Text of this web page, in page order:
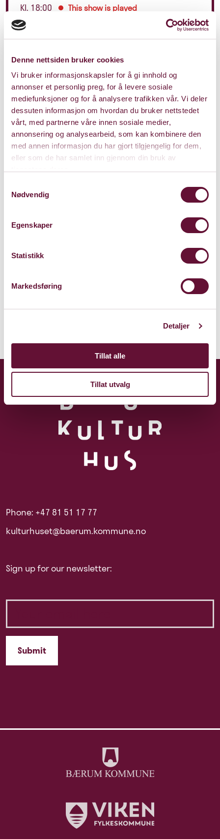
Denne nettsiden bruker cookies
Vi bruker informasjonskapsler for å gi innhold og
annonser et personlig preg, for å levere sosiale
mediefunksjoner og for å analysere trafikken vår. Vi deler
dessuten informasjon om hvordan du bruker nettstedet
vårt, med partnerne våre innen sosiale medier,
annonsering og analysearbeid, som kan kombinere den
med annen informasjon du har gjort tilgjengelig for dem,
eller som de har samlet inn gjennom din bruk av
Nødvendig
Egenskaper
Statistikk
Markedsføring
Detaljer
Tillat alle
Tillat utvalg
Kl. 18:00 This show is played
Sandvika Teater
Kinoveien 2
Kart
Phone: +47 81 51 17 77
kulturhuset@baerum.kommune.no
Sign up for our newsletter: